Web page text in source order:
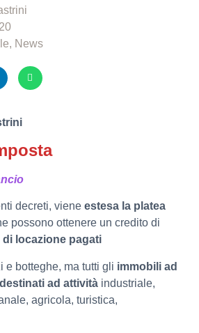
, News
decreti, viene estesa la platea
possono ottenere un credito di
locazione pagati
e botteghe, ma tutti gli immobili ad
ad attività industriale,
agricola, turistica,